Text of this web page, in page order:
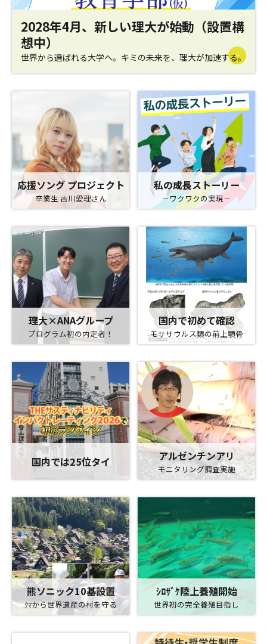
2028年4月、新しい理大が始動（設置構
想中）
世界から選ばれる大学へ。キミの未来を、理大が加速する。
応援ソング プロジェクト
卒業生 古川愛理さん
私の成長ストーリー
－ワクワクの実現－
理大×ANAグループ
プログラム初の内定者！
国内で初めて確認
モササウルス類の前上顎骨
国内では25位タイ アルゼンチンアリ
モニタリング調査実施
熊ソニック10基設置
ｸﾏから世界遺産の村を守る
ｼﾛｻﾞｹ陸上養殖開始
世界初の完全養殖目指し